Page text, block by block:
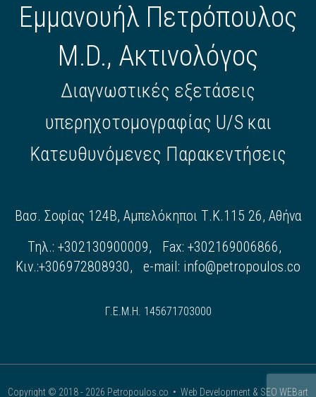
Εμμανουήλ Πετρόπουλος
M.D., Ακτινολόγος
Διαγνωστικές εξετάσεις
υπερηχοτομογραφίας U/S και
Κατευθυνόμενες Παρακεντήσεις
Βασ. Σοφίας 124Β, Αμπελόκηποι Τ.Κ.115 26, Αθήνα
Τηλ.: +302130900009, Fax: +302169006866,
Κιν.:+306972808930, e-mail: info@petropoulos.co
Γ.Ε.Μ.Η. 145671703000
Copyright © 2018 - 2026 Petropoulos.co • Web Development & SEO WEBart